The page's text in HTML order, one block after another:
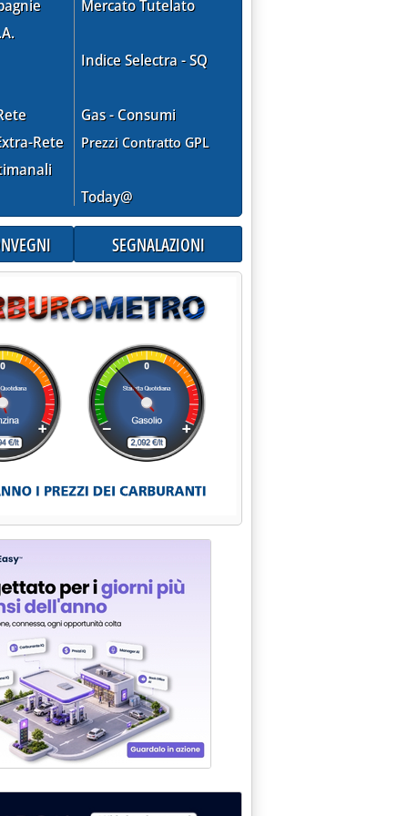
Rete
Mercato Tutelato
Indice Selectra - SQ
Gas - Consumi
Prezzi Contratto GPL
Today@
SEGNALAZIONI